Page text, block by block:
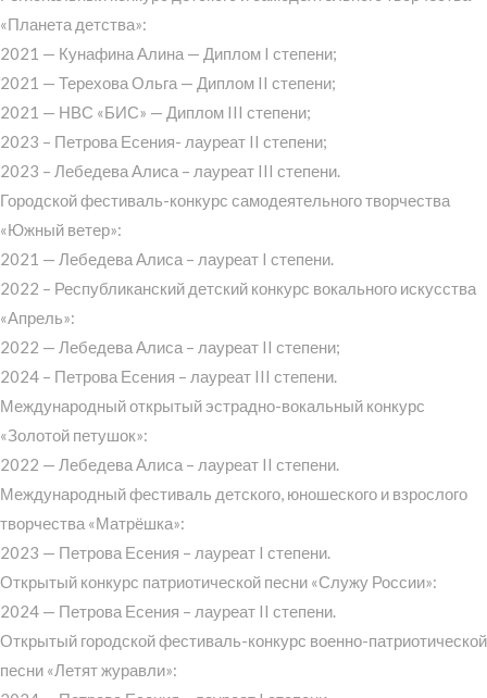
«Планета детства»:
2021 — Кунафина Алина — Диплом I степени;
2021 — Терехова Ольга — Диплом II степени;
2021 — НВС «БИС» — Диплом III степени;
2023 – Петрова Есения- лауреат II степени;
2023 – Лебедева Алиса – лауреат III степени.
Городской фестиваль-конкурс самодеятельного творчества
«Южный ветер»:
2021 — Лебедева Алиса – лауреат I степени.
2022 – Республиканский детский конкурс вокального искусства
«Апрель»:
2022 — Лебедева Алиса – лауреат II степени;
2024 – Петрова Есения – лауреат III степени.
Международный открытый эстрадно-вокальный конкурс
«Золотой петушок»:
2022 — Лебедева Алиса – лауреат II степени.
Международный фестиваль детского, юношеского и взрослого
творчества «Матрёшка»:
2023 — Петрова Есения – лауреат I степени.
Открытый конкурс патриотической песни «Служу России»:
2024 — Петрова Есения – лауреат II степени.
Открытый городской фестиваль-конкурс военно-патриотической
песни «Летят журавли»: